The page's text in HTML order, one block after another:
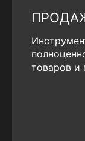
товаров и